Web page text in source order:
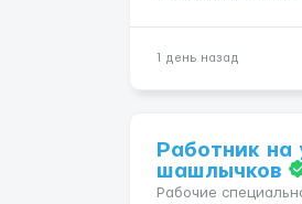
розвиватися.Досвід
зацікавила вакансія
зв’яжемося ...
1 день назад
Работник на
шашлычков
Рабочие